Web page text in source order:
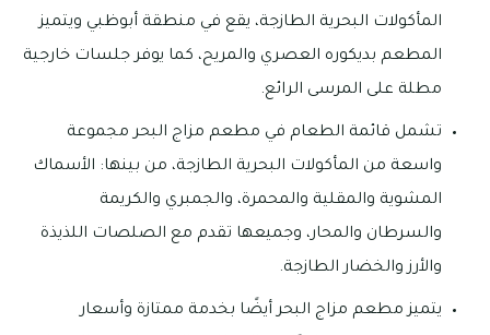
المأكولات البحرية الطازجة، يقع في منطقة أبوظبي ويتميز
المطعم بديكوره العصري والمريح، كما يوفر جلسات خارجية
مطلة على المرسى الرائع.
تشمل قائمة الطعام في مطعم مزاج البحر مجموعة
واسعة من المأكولات البحرية الطازجة، من بينها: الأسماك
المشوية والمقلية والمحمرة، والجمبري والكريمة
والسرطان والمحار، وجميعها تقدم مع الصلصات اللذيذة
والأرز والخضار الطازجة.
يتميز مطعم مزاج البحر أيضًا بخدمة ممتازة وأسعار